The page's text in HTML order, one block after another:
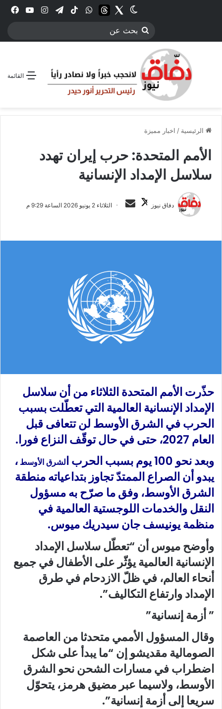
انستقرامتيلقرام‫TikTokواتسابthreadsTwitter
الوضع المظلم
بحث
القائمة
الرئيسية / اخبار مميزة
الأمم المتحدة: حرب إيران تهدد
سلاسل الإمداد الإنسانية
دفاق نيوز
ت
ى
X
ي
د
ا
إ
ل
ك
ت
ي
ا
الثلاثاء 2 يونيو 2026 الساعة 9:29 م
حذّرت الأمم المتحدة الثلاثاء من أن سلاسل
الإمداد الإنسانية العالمية التي تعطّلت بسبب
الحرب في الشرق الأوسط لن تتعافى قبل
العام 2027، حتى في حال توقّف النزاع فورا.
وبعد نحو 100 يوم بسبب الحرب ا
لشرق الأوسط ،
يبدو أن الصراع الممتدّ تجاوز بتداعياته منطقة
الشرق الأوسط، وفق ما صرّح به مسؤول
النقل والخدمات اللوجستية العالمية في
منظمة يونيسف جان سيدريك ميوس.
وأوضح ميوس أن “تعطّل سلاسل الإمداد
الإنسانية العالمية يؤثّر على الأطفال في جميع
أنحاء العالم، في ظلّ الازدحام في طرق
الإمداد وارتفاع التكاليف”.
” أزمة إنسانية”
وقال المسؤول الأممي متحدثا من العاصمة
الصومالية مقديشو إن “ما يبدأ على شكل
اضطراب في مسارات الشحن نحو الشرق
الأوسط، ولاسيما عبر مضيق هرمز، يتحوّل
سريعا إلى أزمة إنسانية”.